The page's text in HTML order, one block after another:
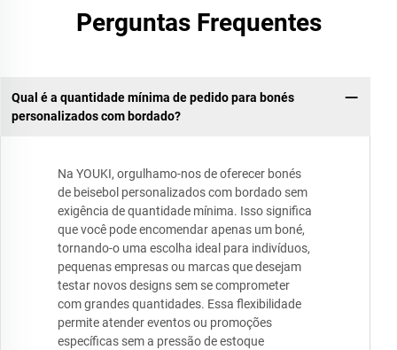
Perguntas Frequentes
Qual é a quantidade mínima de pedido para bonés
personalizados com bordado?
Na YOUKI, orgulhamo-nos de oferecer bonés
de beisebol personalizados com bordado sem
exigência de quantidade mínima. Isso significa
que você pode encomendar apenas um boné,
tornando-o uma escolha ideal para indivíduos,
pequenas empresas ou marcas que desejam
testar novos designs sem se comprometer
com grandes quantidades. Essa flexibilidade
permite atender eventos ou promoções
específicas sem a pressão de estoque